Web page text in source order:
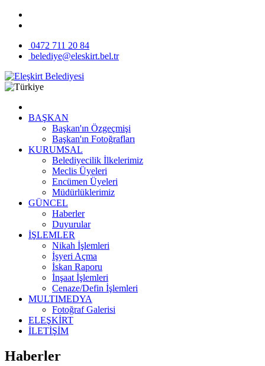
0472 711 20 84
belediye@eleskirt.bel.tr
BAŞKAN
Başkan'ın Özgeçmişi
Başkan'ın Fotoğrafları
KURUMSAL
Belediyecilik İlkelerimiz
Meclis Üyeleri
Encümen Üyeleri
Müdürlüklerimiz
GÜNCEL
Haberler
Duyurular
İŞLEMLER
Nikah İşlemleri
İşyeri Açma
İskan Raporu
İnşaat İşlemleri
Cenaze/Defin İşlemleri
MULTIMEDYA
Fotoğraf Galerisi
ELEŞKİRT
İLETİŞİM
Haberler